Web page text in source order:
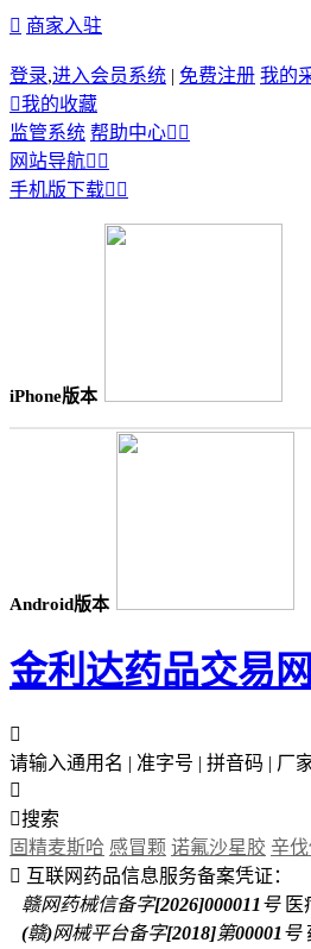
 商家入驻
登录,进入会员系统 | 免费注册 我的
我的收藏
监管系统 帮助中心 
网站导航 
手机版下载 
iPhone版本
Android版本
金利达药品交易网

请输入通用名 | 准字号 | 拼音码 | 厂

搜索
固精麦斯哈 感冒颗 诺氟沙星胶 辛
 互联网药品信息服务备案凭证：
赣网药械信备字[2026]000011号 医
(赣)网械平台备字[2018]第00001号